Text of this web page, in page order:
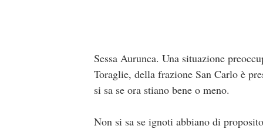
Sessa Aurunca. Una situazione
Toraglie, della frazione San Carlo è
si sa se ora stiano bene o meno.
Non si sa se ignoti abbiano di